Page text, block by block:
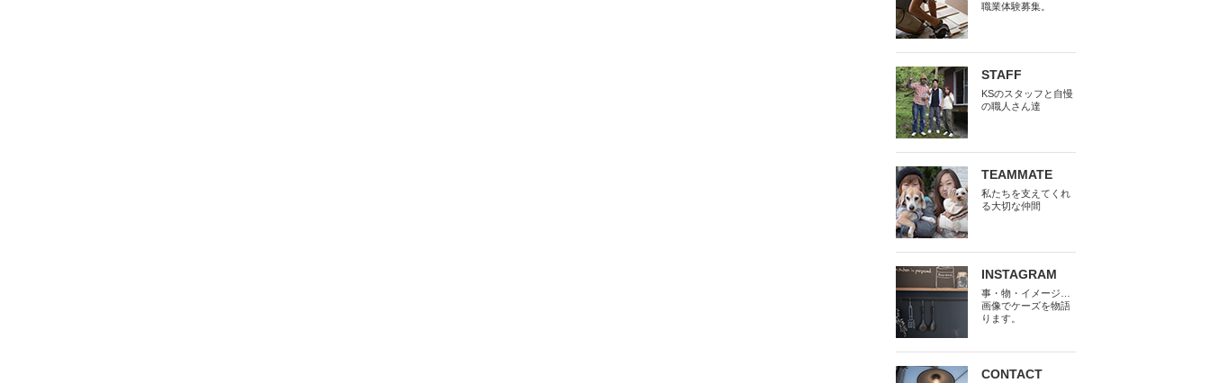
職業体験募集。
STAFF
KSのスタッフと自慢
の職人さん達
TEAMMATE
私たちを支えてくれ
る大切な仲間
INSTAGRAM
事・物・イメージ…
画像でケーズを物語
ります。
CONTACT